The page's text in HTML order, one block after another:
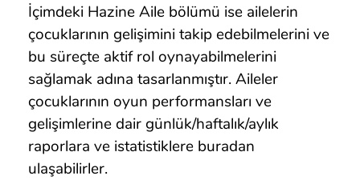
İçimdeki Hazine Aile bölümü ise ailelerin
çocuklarının gelişimini takip edebilmelerini ve
bu süreçte aktif rol oynayabilmelerini
sağlamak adına tasarlanmıştır. Aileler
çocuklarının oyun performansları ve
gelişimlerine dair günlük/haftalık/aylık
raporlara ve istatistiklere buradan
ulaşabilirler.